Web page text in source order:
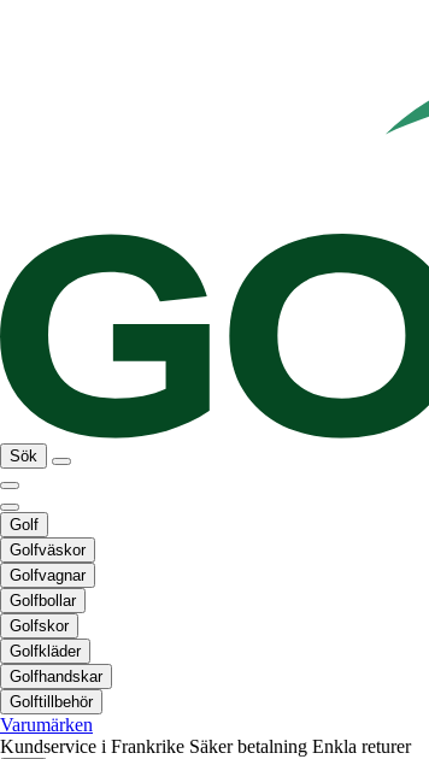
Sök
Golf
Golfväskor
Golfvagnar
Golfbollar
Golfskor
Golfkläder
Golfhandskar
Golftillbehör
Varumärken
Kundservice i Frankrike Säker betalning Enkla returer